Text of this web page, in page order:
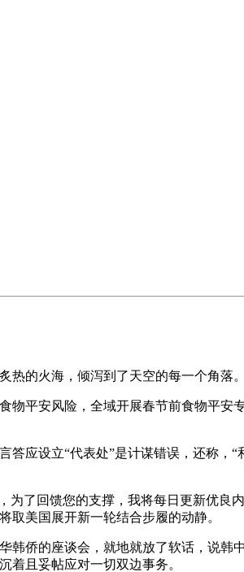
的火海，倾泻到了天空的每一个角落。
平安风险，全域开展春节前食物平安
应设立“代表处”是计谋错误，还称，
了回馈您的支撑，我将每日更新优良
取美国展开新一轮结合步履的动静。
侨的座谈会，就地就放了软话，说韩
着且妥帖应对一切双边事务。